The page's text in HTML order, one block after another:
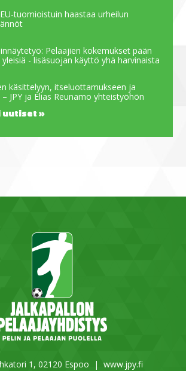
tuomioistuin haastaa urheilun
Pelaajien kokemukset pään
yleisiä - lisäsuojan käyttö yhä harvinaista
käsittelyyn, itseluottamukseen ja
JPY ja Elias Reunamo yhteistyöhön
uutiset »
1, 02120 Espoo | www.jpy.fi